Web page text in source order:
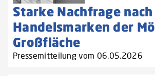
Starke Nachfrage nach
Handelsmarken der
Großfläche
Pressemitteilung vom 06.05.2026